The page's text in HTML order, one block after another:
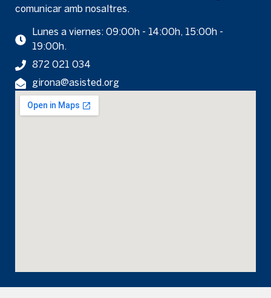
comunicar amb nosaltres.
Lunes a viernes: 09:00h - 14:00h, 15:00h -
19:00h.
872 021 034
girona@asisted.org